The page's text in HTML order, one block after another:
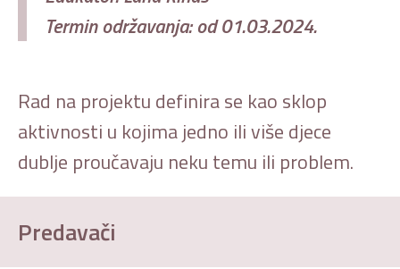
Termin održavanja: od 01.03.2024.
Rad na projektu definira se kao sklop
aktivnosti u kojima jedno ili više djece
dublje proučavaju neku temu ili problem.
Predavači